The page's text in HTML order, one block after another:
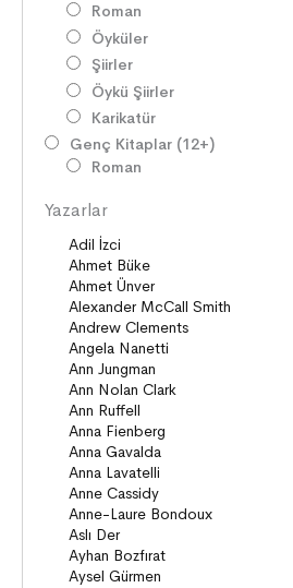
Roman
Öyküler
Şiirler
Öykü Şiirler
Karikatür
Genç Kitaplar (12+)
Roman
Öyküler
Şiirler
Deneme
Anlatı
Seçki
Köprü Kitaplar (10+)
Roman
Öyküler
Anlatı
ON8 (15+)
Roman
Diziler
Öyküler
Anlatı
Yazarlar